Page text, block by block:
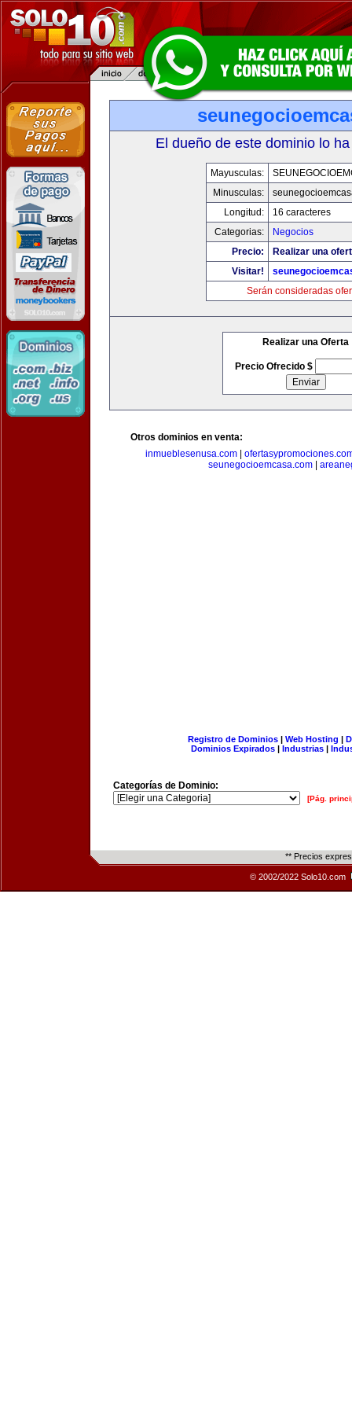
El dueño de este dominio lo
Mayusculas:
Minusculas:
Longitud:
16 caracteres
Categorias:
Negocios
Precio:
Realizar una
Visitar!
Serán consideradas
Realizar una Oferta
Precio Ofrecido $
Otros dominios en venta:
inmueblesenusa.com|
seunegocioemcasa.com|
Registro de Dominios| Web Hosting |
Dominios Expirados | Industrias |
Categorías de Dominio:
[Pág.
** Precios
© 2002/2022 Solo10.com